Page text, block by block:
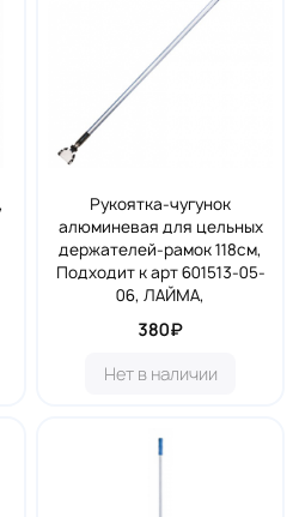
Рукоятка-чугунок
алюминевая для цельных
держателей-рамок 118см,
Подходит к арт 601513-05-
06, ЛАЙМА,
380₽
Нет в наличии